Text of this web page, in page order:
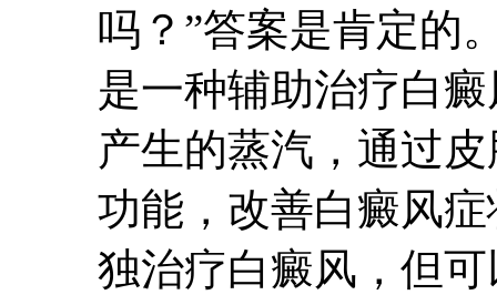
吗？”答案是肯定的
是一种辅助治疗白
产生的蒸汽，通过
功能，改善白癜风
独治疗白癜风，但